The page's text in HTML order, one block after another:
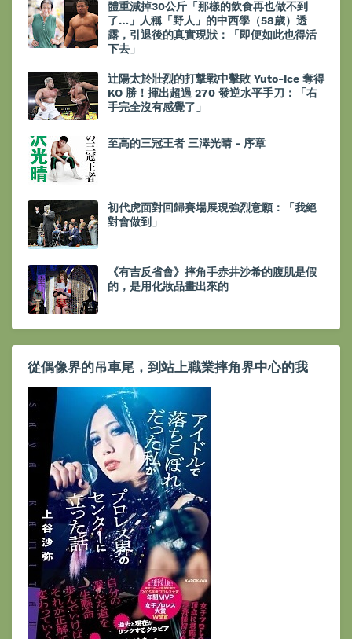
體重減掉30公斤「那樣的飲食再也做不到
了…」人稱「野人」的中西學（58歲）透
露，引退後的真實現狀：「即便如此也得活
下去」
辻陽太於壯烈的打撃戰中擊敗 Yuto-Ice 奪得
KO 勝！揮出超過 270 發逆水平手刀：「右
手完全沒有感覺了」
至高的三冠王者 三澤光晴 - 序章
初代虎面對回歸賽場展現強烈意願：「我絕
對會做到」
《有吉反省會》摔角手赤井沙希的腹肌是假
的，是用化妝品畫出來的
從偶像界的吊車尾，到站上職業摔角界中心的我